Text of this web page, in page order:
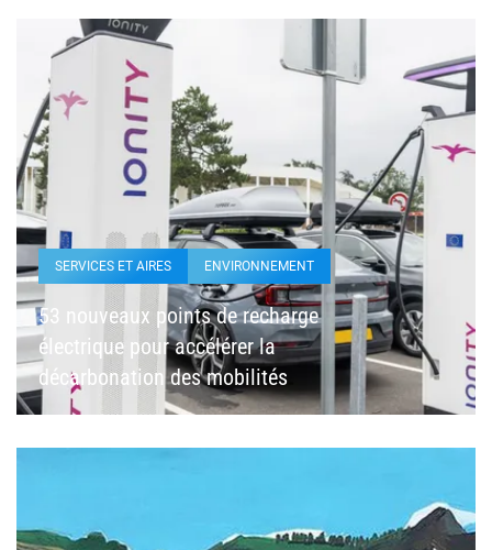
SERVICES ET AIRES ENVIRONNEMENT
53 nouveaux points de recharge
électrique pour accélérer la
décarbonation des mobilités